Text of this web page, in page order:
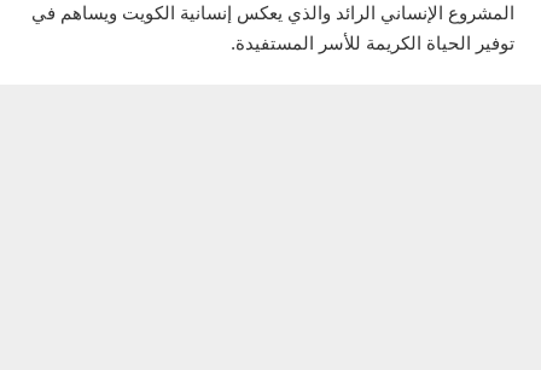
المشروع الإنساني الرائد والذي يعكس إنسانية الكويت ويساهم في
توفير الحياة الكريمة للأسر المستفيدة.